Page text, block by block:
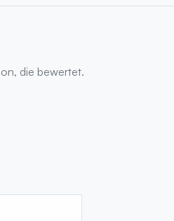
die bewertet.